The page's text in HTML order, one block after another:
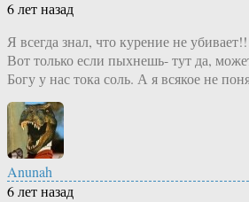
6 лет назад
Я всегда знал, что курение не
Вот только если пыхнешь- тут да,
Богу у нас тока соль. А я всякое не
Anunah
6 лет назад